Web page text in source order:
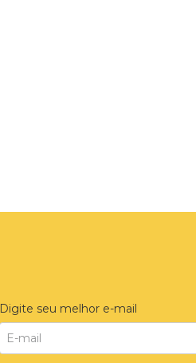
Digite seu melhor e-mail